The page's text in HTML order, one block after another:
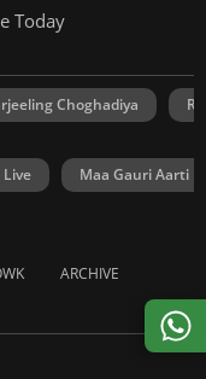
Today
Choghadiya
Maa Gauri Aarti
ARCHIVE